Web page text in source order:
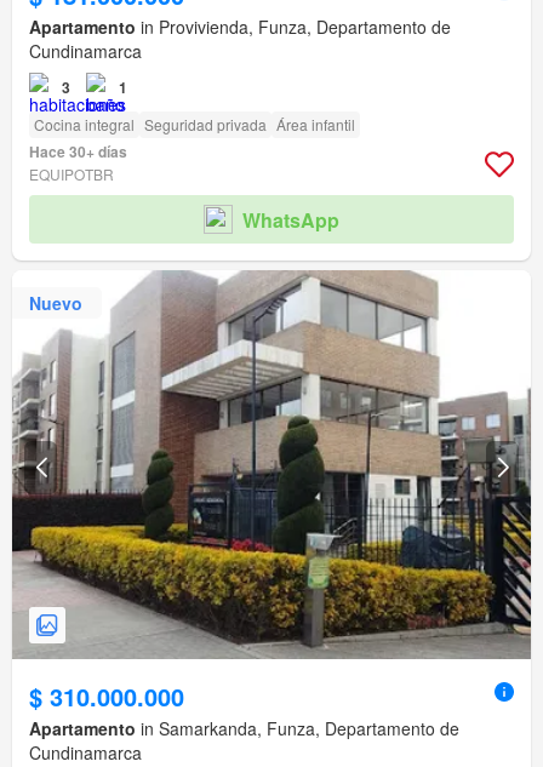
Apartamento in Provivienda, Funza, Departamento de
Cundinamarca
3 1
Cocina integral Seguridad privada Área infantil
Hace 30+ días
EQUIPOTBR
WhatsApp
Nuevo
$ 310.000.000
Apartamento in Samarkanda, Funza, Departamento de
Cundinamarca